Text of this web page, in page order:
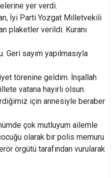
yer verdi.
İyi Parti Yozgat Milletvekili
plaketler verildi. Kuranı
Geri sayım yapılmasıyla
törenine geldim. İnşallah
vatana hayırlı olsun.
için annesiyle beraber
çok mutluyum ailemle
olarak bir polis memuru
örgütü tarafından vurularak